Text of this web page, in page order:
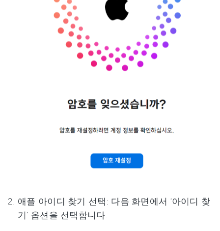
애플 아이디 찾기 선택: 다음 화면에서 ‘아이디 찾
기’ 옵션을 선택합니다.